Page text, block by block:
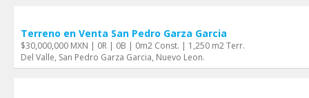
Terreno en Venta San Pedro Garza Garci­a
$30,000,000 MXN | 0R | 0B | 0m2 Const. | 1,250 m2 Terr.
Del Valle, San Pedro Garza Garci­a, Nuevo Leon.